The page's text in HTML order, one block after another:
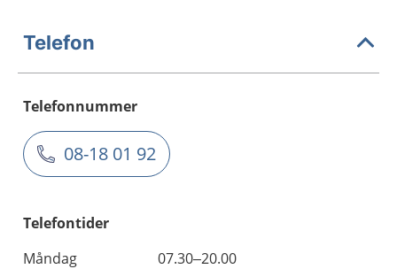
Telefon
Telefonnummer
08-18 01 92
Telefontider
Måndag
07.30–20.00